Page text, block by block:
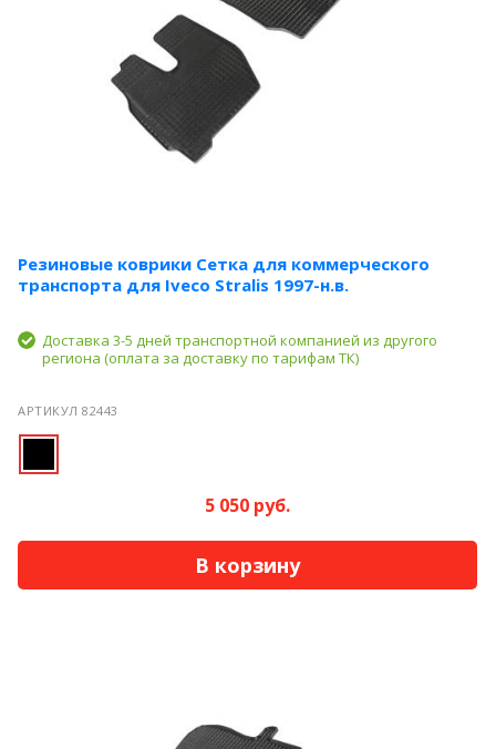
Резиновые коврики Сетка для коммерческого
транспорта для Iveco Stralis 1997-н.в.
Доставка 3-5 дней транспортной компанией из другого
региона (оплата за доставку по тарифам ТК)
АРТИКУЛ 82443
5 050 руб.
В корзину